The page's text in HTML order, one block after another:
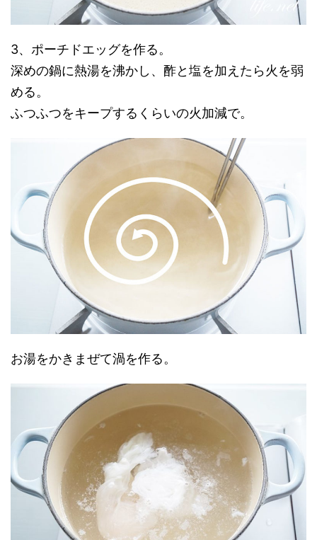
3、ポーチドエッグを作る。
深めの鍋に熱湯を沸かし、酢と塩を加えたら火を弱
める。
ふつふつをキープするくらいの火加減で。
お湯をかきまぜて渦を作る。